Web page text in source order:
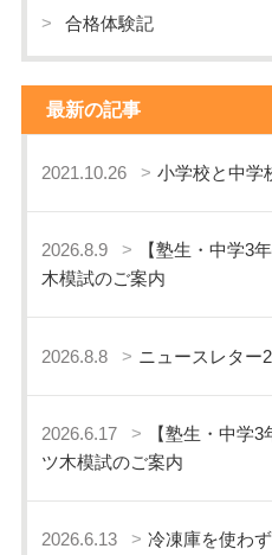
合格体験記
最新の記事
2021.10.26 小学校と中学
2026.8.9
【塾生・中学3
木模試のご案内
2026.8.8 ニュースレター
2026.6.17
【塾生・中学
ツ木模試のご案内
2026.6.13
冷凍庫を使わ